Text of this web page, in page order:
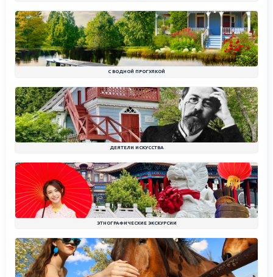
С ВОДНОЙ ПРОГУЛКОЙ
ДЕЯТЕЛИ ИСКУССТВА
ЭТНОГРАФИЧЕСКИЕ ЭКСКУРСИИ